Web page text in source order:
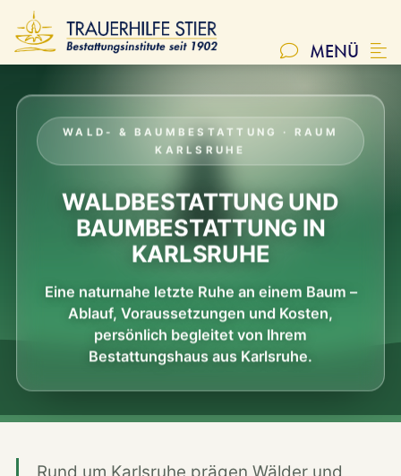
Friedhofsadressen
NATUR- & WALDBESTATTUNG
Naturbestattungen
Reerdigung
Edelsteinbestattung & Kristalle
Online-Kataloge
MENÜ
WALD- & BAUMBESTATTUNG · RAUM
KARLSRUHE
WALDBESTATTUNG UND
BAUMBESTATTUNG IN
KARLSRUHE
Eine naturnahe letzte Ruhe an einem Baum –
Ablauf, Voraussetzungen und Kosten,
persönlich begleitet von Ihrem
Bestattungshaus aus Karlsruhe.